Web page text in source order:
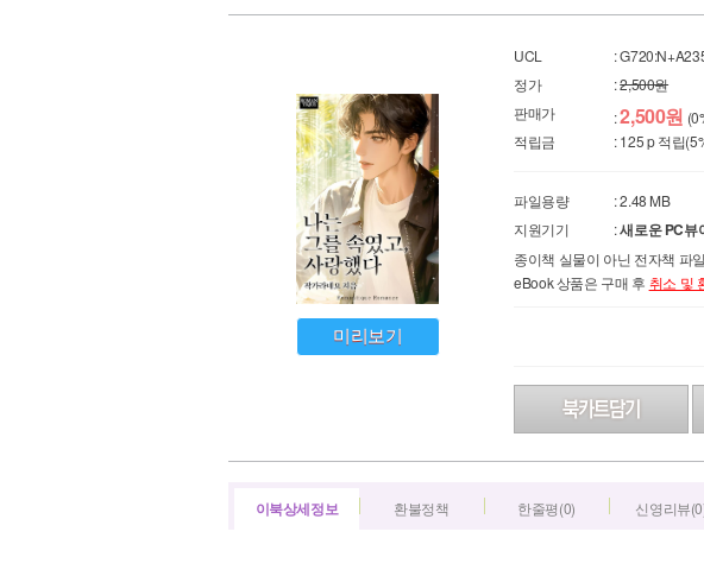
미리보기
UCL
:
정가
:2,500원
판매가
:2,500원
적립금
: 125 p 적립
파일용량
: 2.48 MB
지원기기
:새로운 PC뷰
종이책 실물이 아닌 전자책 파
eBook 상품은 구매 후 취소 및
이북상세정보 환불정책 한줄평(0) 신영리뷰